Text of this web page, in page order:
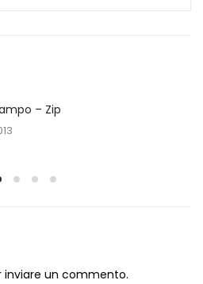
– Zip
inviare un commento.